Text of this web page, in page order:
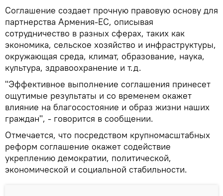
Соглашение создает прочную правовую основу для
партнерства Армения-ЕС, описывая
сотрудничество в разных сферах, таких как
экономика, сельское хозяйство и инфраструктуры,
окружающая среда, климат, образование, наука,
культура, здравоохранение и т.д.
"Эффективное выполнение соглашения принесет
ощутимые результаты и со временем окажет
влияние на благосостояние и образ жизни наших
граждан", - говорится в сообщении.
Отмечается, что посредством крупномасштабных
реформ соглашение окажет содействие
укреплению демократии, политической,
экономической и социальной стабильности.